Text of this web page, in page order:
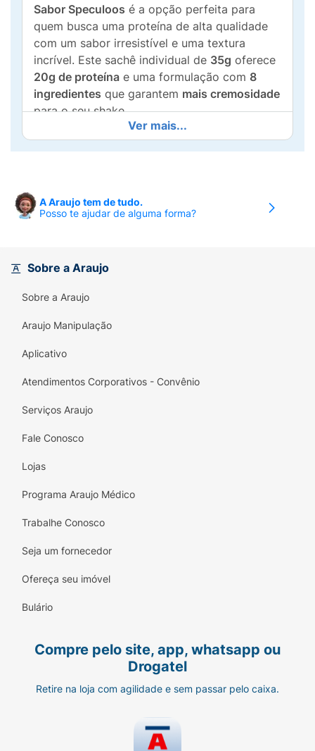
Sabor Speculoos é a opção perfeita para
quem busca uma proteína de alta qualidade
com um sabor irresistível e uma textura
incrível. Este sachê individual de 35g oferece
20g de proteína e uma formulação com 8
ingredientes que garantem mais cremosidade
para o seu shake.
Proteína, Sabor e Cremosiade:
massa magra e saciedade, ideal para o pós-
treino ou lanches proteicos.
Biscoito, Especiarias e Caramelo
experiência gourmet.
8 Ingredientes e Mais Cremosidade:
smoothie encorpado e saboroso, com uma
textura suave e aveludada.
Ingredientes Reais:
qualidade" - garantindo pureza e eficácia.
Praticidade:
qualquer lugar e garantir a sua dose de
proteína diária.
Experimente a combinação perfeita de
Smoothie Dux Human Health Speculoos
Ver mais...
A Araujo tem de tudo.
Posso te ajudar de alguma forma?
Sobre a Araujo
Sobre a Araujo
Araujo Manipulação
Aplicativo
Atendimentos Corporativos - Convênio
Serviços Araujo
Fale Conosco
Lojas
Programa Araujo Médico
Trabalhe Conosco
Seja um fornecedor
Ofereça seu imóvel
Bulário
Compre pelo site, app, whatsapp ou
Drogatel
Retire na loja com agilidade e sem passar pelo caixa.